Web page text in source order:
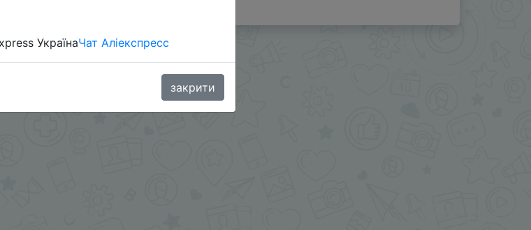
УкраїнаЧат Аліекспресс
закрити